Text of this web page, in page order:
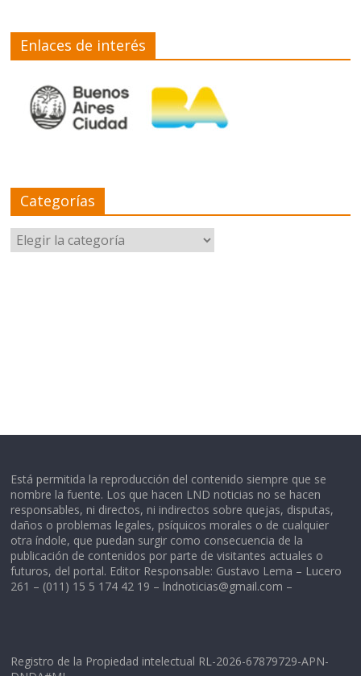
Enlaces de interés
Categorías
Categorías
Está permitida la reproducción del contenido siempre que se
nombre la fuente. Los que hacen LND noticias no se hacen
responsables, ni directos, ni indirectos sobre quejas, disputas,
daños o problemas legales, psíquicos morales o de cualquier
otra índole, que puedan surgir como consecuencia de la
publicación de contenidos por parte de visitantes actuales o
futuros, del portal. Editor Responsable: Gustavo Lema – Lucero
261 – (011) 15 5 174 42 19 – lndnoticias@gmail.com –
Registro de la Propiedad intelectual RL-2026-67879729-APN-